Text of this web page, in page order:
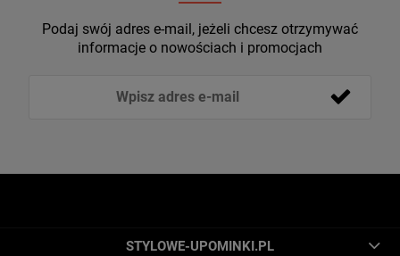
Podaj swój adres e-mail, jeżeli chcesz otrzymywać
informacje o nowościach i promocjach
STYLOWE-UPOMINKI.PL